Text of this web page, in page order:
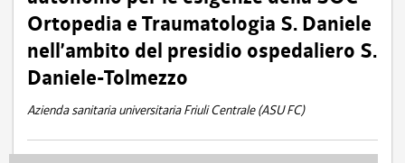
Ortopedia e Traumatologia S. Daniele
nell’ambito del presidio ospedaliero S.
Daniele-Tolmezzo
Azienda sanitaria universitaria Friuli Centrale (ASU FC)